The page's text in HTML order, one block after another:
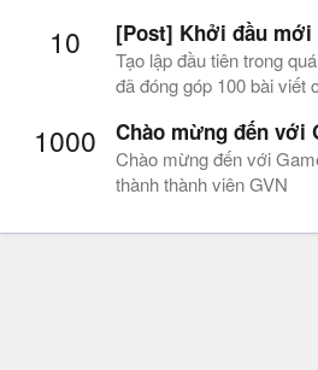
10 [Post] Khởi đầu mới
Tạo lập đầu tiên trong
đã đóng góp 100 bài viết
1000 Chào mừng đến với
Chào mừng đến với
thành thành viên GVN